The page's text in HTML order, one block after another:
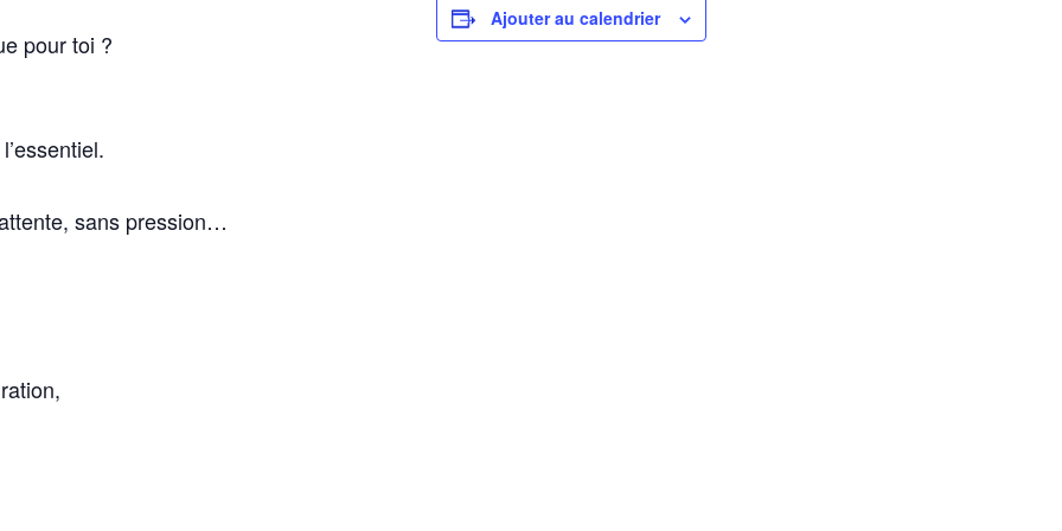
pour toi ?
sans pression…
Ajouter au calendrier